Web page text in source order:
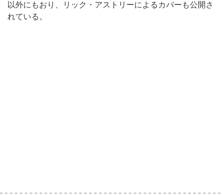
以外にもおり、リック・アストリーによるカバーも公開さ
れている。